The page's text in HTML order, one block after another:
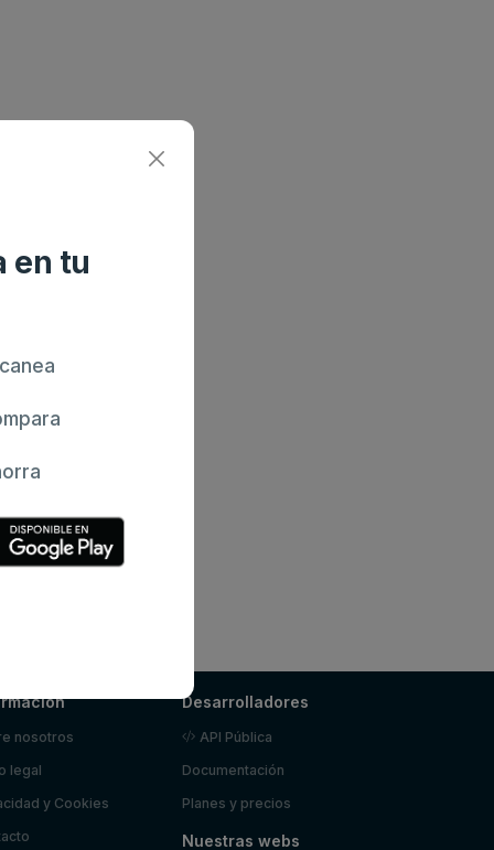
en tu
nosotros
legal
y Cookies
Desarrolladores
API Pública
Documentación
Planes y precios
Nuestras webs